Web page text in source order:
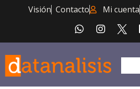
Visión Contacto Mi cuenta